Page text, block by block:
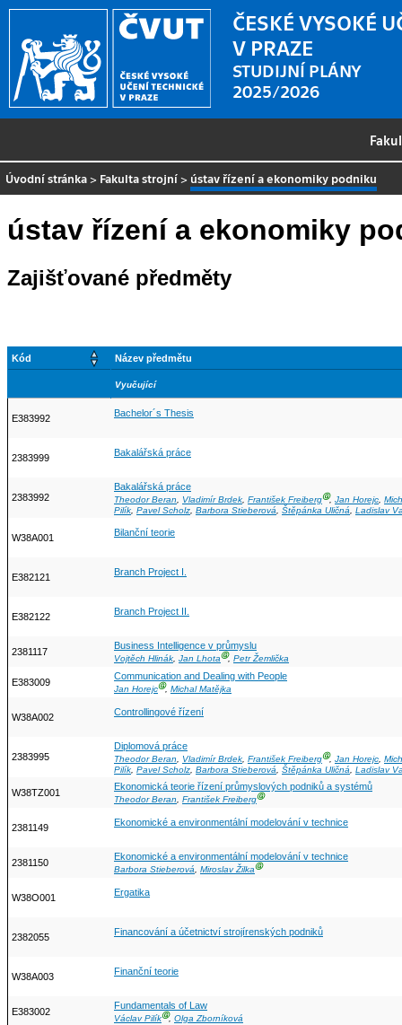
ČESKÉ VYSOKÉ
V PRAZE
STUDIJNÍ PLÁNY
2025/2026
Úvodní stránka > Fakulta strojní > ústav řízení a ekonomiky podniku
ústav řízení a ekonomiky
Zajišťované předměty
Kód Název předmětu
Vyučující
E383992 Bachelor´s Thesis
2383999 Bakalářská práce
2383992
Bakalářská práce
Theodor Beran, Vladimír Brdek, František FreibergⒼ, Jan Horejc,
Pilík Pavel Scholz Barbora Stieberová Štěpánka Uličná Ladislav
W38A001 Bilanční teorie
E382121 Branch Project I.
E382122 Branch Project II.
2381117
Business Intelligence v průmyslu
Vojtěch Hlinák, Jan LhotaⒼ, Petr Žemlička
E383009
Communication and Dealing with People
Jan HorejcⒼ, Michal Matějka
W38A002 Controllingové řízení
2383995
Diplomová práce
Theodor Beran, Vladimír Brdek, František FreibergⒼ, Jan Horejc,
Pilík Pavel Scholz Barbora Stieberová Štěpánka Uličná Ladislav
W38TZ001
Ekonomická teorie řízení průmyslových podniků a systémů
Theodor Beran, František FreibergⒼ
2381149 Ekonomické a environmentální modelování v technice
2381150
Ekonomické a environmentální modelování v technice
Barbora Stieberová, Miroslav ŽilkaⒼ
W38O001 Ergatika
2382055 Financování a účetnictví strojírenských podniků
W38A003 Finanční teorie
E383002
Fundamentals of Law
Václav PilíkⒼ, Olga Zborníková